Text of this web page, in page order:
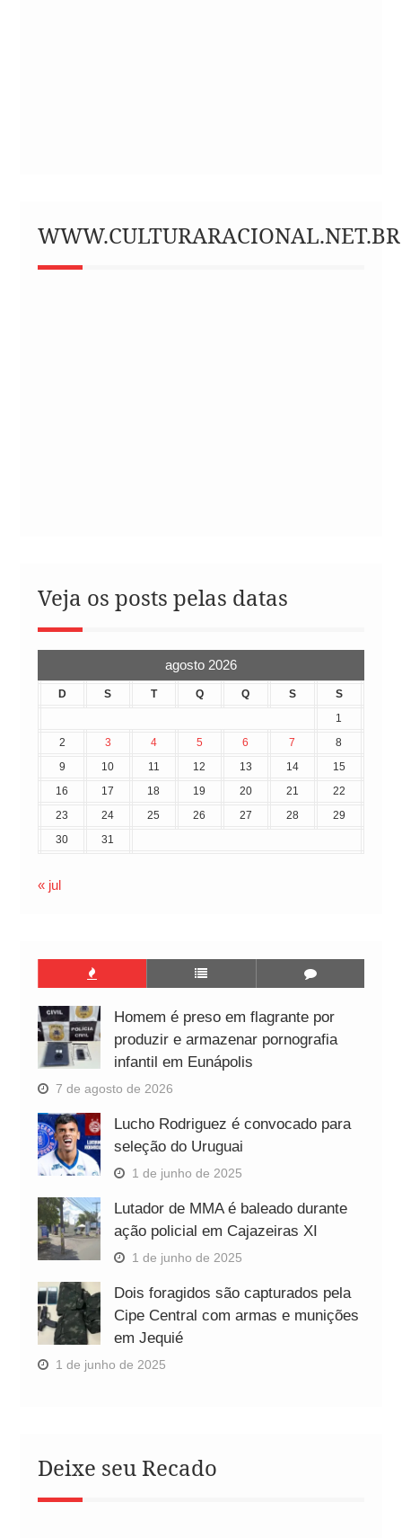
WWW.CULTURARACIONAL.NET.BR
Veja os posts pelas datas
agosto 2026
D S T Q Q S
S
1
2
3 4 5 6 7
8
9
10 11 12 13 14
15
16
17 18 19 20 21
22
23
24 25 26 27 28
29
30
31
« jul
Homem é preso em flagrante por
produzir e armazenar pornografia
infantil em Eunápolis
7 de agosto de 2026
Lucho Rodriguez é convocado para
seleção do Uruguai
1 de junho de 2025
Lutador de MMA é baleado durante
ação policial em Cajazeiras XI
1 de junho de 2025
Dois foragidos são capturados pela
Cipe Central com armas e munições
em Jequié
1 de junho de 2025
Deixe seu Recado